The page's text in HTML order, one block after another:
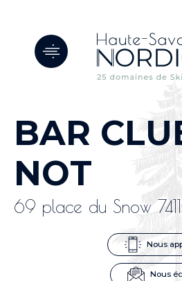
BAR
NOT
69 place du Snow
Nous
Nous